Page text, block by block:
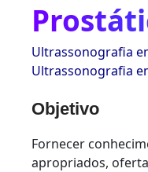
Ultrassonografia
Ultrassonografia
Objetivo
Fornecer
apropriados,